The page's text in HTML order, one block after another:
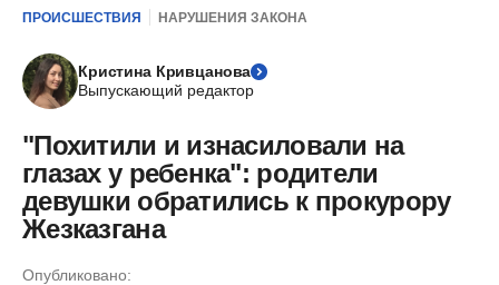
ПРОИСШЕСТВИЯ НАРУШЕНИЯ ЗАКОНА
Кристина Кривцанова
Выпускающий редактор
"Похитили и изнасиловали на
глазах у ребенка": родители
девушки обратились к прокурору
Жезказгана
Опубликовано: